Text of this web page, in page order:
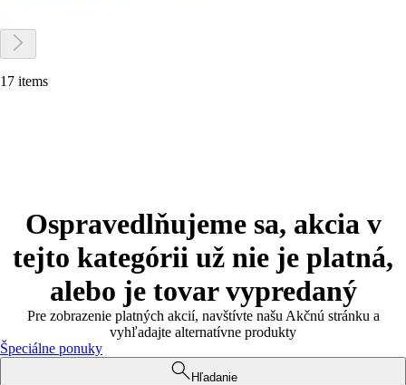
17 items
Ospravedlňujeme sa, akcia v
tejto kategórii už nie je platná,
alebo je tovar vypredaný
Pre zobrazenie platných akcií, navštívte našu Akčnú stránku a
vyhľadajte alternatívne produkty
Špeciálne ponuky
Hľadanie